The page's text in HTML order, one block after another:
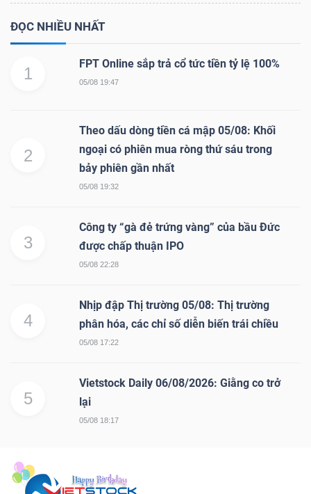
ĐỌC NHIỀU NHẤT
1
FPT Online sắp trả cổ tức tiền tỷ lệ 100%
05/08 19:47
2
Theo dấu dòng tiền cá mập 05/08: Khối
ngoại có phiên mua ròng thứ sáu trong
bảy phiên gần nhất
05/08 19:32
3
Công ty “gà đẻ trứng vàng” của bầu Đức
được chấp thuận IPO
05/08 22:28
4
Nhịp đập Thị trường 05/08: Thị trường
phân hóa, các chỉ số diễn biến trái chiều
05/08 17:22
5
Vietstock Daily 06/08/2026: Giằng co trở
lại
05/08 18:17